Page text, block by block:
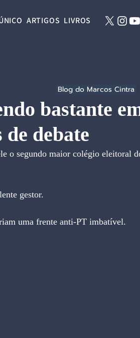
ARTIGOS LIVROS
bastante
de debate
o segundo maior colégio eleitoral
gestor.
uma frente anti-PT imbatível.
Blog do Marcos Cintra